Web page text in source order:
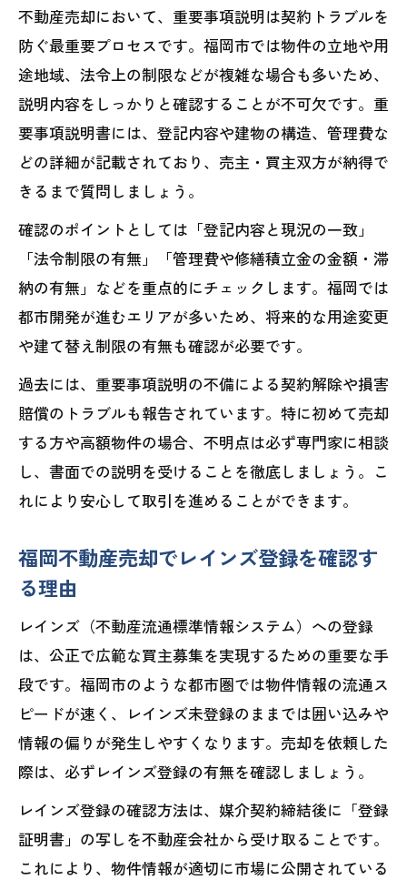
不動産売却において、重要事項説明は契約トラブルを
防ぐ最重要プロセスです。福岡市では物件の立地や用
途地域、法令上の制限などが複雑な場合も多いため、
説明内容をしっかりと確認することが不可欠です。重
要事項説明書には、登記内容や建物の構造、管理費な
どの詳細が記載されており、売主・買主双方が納得で
きるまで質問しましょう。
確認のポイントとしては「登記内容と現況の一致」
「法令制限の有無」「管理費や修繕積立金の金額・滞
納の有無」などを重点的にチェックします。福岡では
都市開発が進むエリアが多いため、将来的な用途変更
や建て替え制限の有無も確認が必要です。
過去には、重要事項説明の不備による契約解除や損害
賠償のトラブルも報告されています。特に初めて売却
する方や高額物件の場合、不明点は必ず専門家に相談
し、書面での説明を受けることを徹底しましょう。こ
れにより安心して取引を進めることができます。
福岡不動産売却でレインズ登録を確認す
る理由
レインズ（不動産流通標準情報システム）への登録
は、公正で広範な買主募集を実現するための重要な手
段です。福岡市のような都市圏では物件情報の流通ス
ピードが速く、レインズ未登録のままでは囲い込みや
情報の偏りが発生しやすくなります。売却を依頼した
際は、必ずレインズ登録の有無を確認しましょう。
レインズ登録の確認方法は、媒介契約締結後に「登録
証明書」の写しを不動産会社から受け取ることです。
これにより、物件情報が適切に市場に公開されている